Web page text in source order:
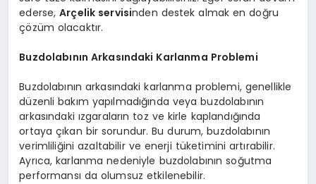
ederse,Arçelik servisinden destek almak en doğru
çözüm olacaktır.
Buzdolabının Arkasındaki Karlanma Problemi
Buzdolabının arkasındaki karlanma problemi, genellikle
düzenli bakım yapılmadığında veya buzdolabının
arkasındaki ızgaraların toz ve kirle kaplandığında
ortaya çıkan bir sorundur. Bu durum, buzdolabının
verimliliğini azaltabilir ve enerji tüketimini artırabilir.
Ayrıca, karlanma nedeniyle buzdolabının soğutma
performansı da olumsuz etkilenebilir.